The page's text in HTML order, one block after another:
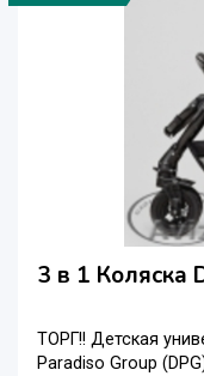
3 в 1 Коляска
ТОРГ!! Детская
Paradiso Group